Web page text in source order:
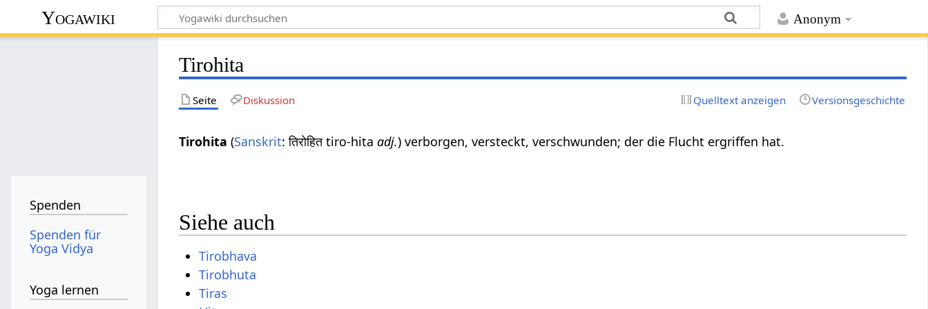
Anonym
Yogawiki
Tirohita
Seite Diskussion Quelltext anzeigen Versionsgeschichte
Tirohita (Sanskrit: तिरोहित tiro-hitaadj.) verborgen, versteckt, verschwunden; der die Flucht ergriffen hat.
Siehe auch
Tirobhava
Tirobhuta
Tiras
Spenden
Spenden für
Yoga Vidya
Yoga lernen